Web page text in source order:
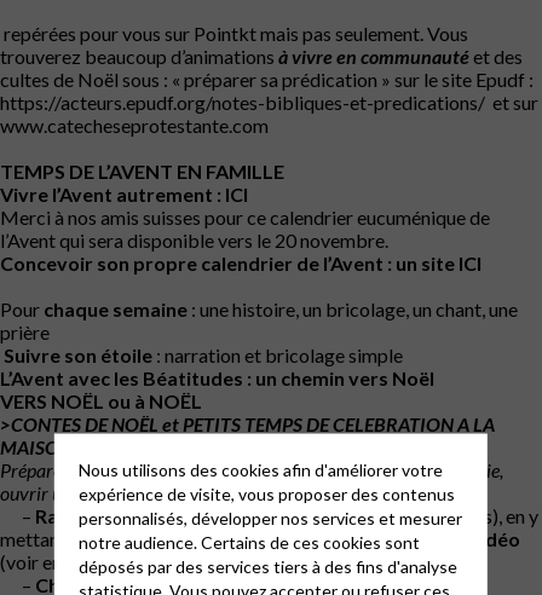
repérées pour vous sur Pointktmais pas seulement. Vous
trouverez beaucoup d’animations à vivre en communauté et des
cultes de Noël sous : « préparer sa prédication » sur le site Epudf :
https://acteurs.epudf.org/notes-bibliques-et-predications/ et sur
www.catecheseprotestante.com
TEMPS DE L’AVENT EN FAMILLE
Vivre l’Avent autrement : ICI
Merci à nos amis suisses pour ce calendrier eucuménique de
l’Avent qui sera disponible vers le 20 novembre.
Concevoir son propre calendrier de l’Avent : un site ICI
Pour chaque semaine : une histoire, un bricolage, un chant, une
prière
Suivre son étoile : narration et bricolage simple
L’Avent avec les Béatitudes : un chemin vers Noël
VERS NOËL ou à NOËL
>CONTES DE NOËL et PETITS TEMPS DE CELEBRATION A LA
MAISON
Préparer la pièce pour ce temps, coussins, etc. Allumer une bougie,
ouvrir une Bible et de rassembler la famille.
– Raconter, seul ou à plusieurs le conte choisi (ci-dessous), en y
mettant le ton (s’entrainer avant) ouVisioner une petite vidéo
(voir en bas de page)
– Chanterensemble, éventuellement ici
Nous utilisons des cookies afin d'améliorer votre
expérience de visite, vous proposer des contenus
personnalisés, développer nos services et mesurer
notre audience. Certains de ces cookies sont
déposés par des services tiers à des fins d'analyse
statistique. Vous pouvez accepter ou refuser ces